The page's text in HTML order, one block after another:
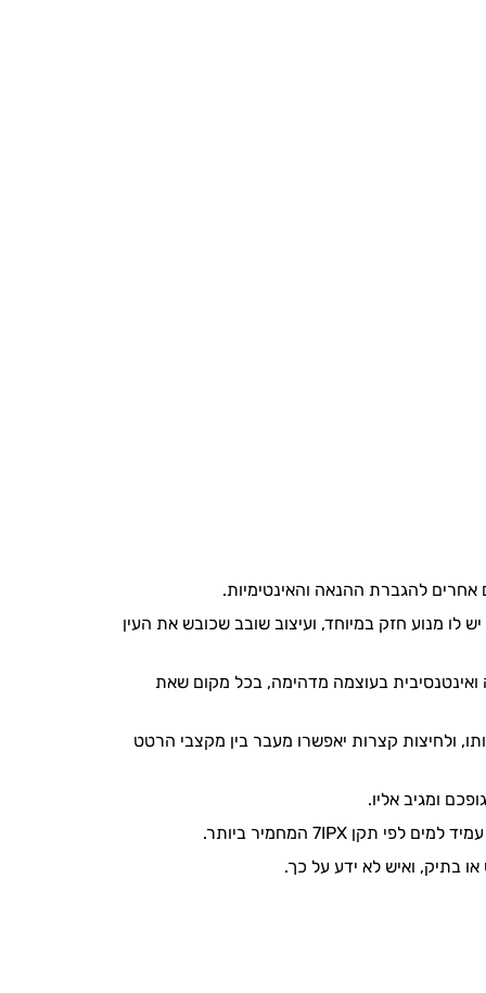
אחרים להגברת ההנאה והאינטימיות.
7 דפוסי רטט עוצמתיים ומענגים. יש לו מנוע חזק במיוחד, ועיצוב שובב שכובש את העין
ואינטנסיבית בעוצמה מדהימה, בכל מקום שאת
אותו, ולחיצות קצרות יאפשרו מעבר בין מקצבי הרטט